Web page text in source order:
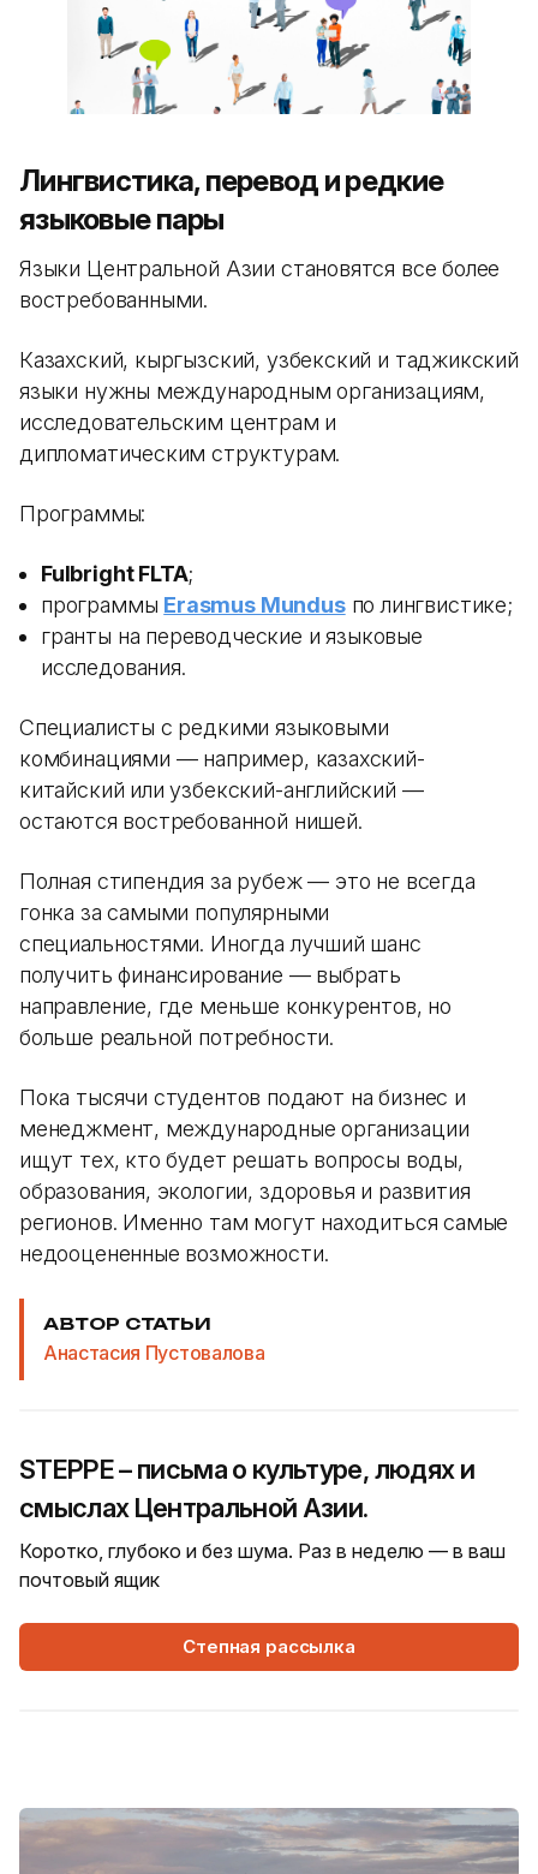
Лингвистика, перевод и редкие
языковые пары
Языки Центральной Азии становятся все более
востребованными.
Казахский, кыргызский, узбекский и таджикский
языки нужны международным организациям,
исследовательским центрам и
дипломатическим структурам.
Программы:
Fulbright FLTA;
программы Erasmus Mundusпо лингвистике;
гранты на переводческие и языковые
исследования.
Специалисты с редкими языковыми
комбинациями — например, казахский-
китайский или узбекский-английский —
остаются востребованной нишей.
Полная стипендия за рубеж — это не всегда
гонка за самыми популярными
специальностями. Иногда лучший шанс
получить финансирование — выбрать
направление, где меньше конкурентов, но
больше реальной потребности.
Пока тысячи студентов подают на бизнес и
менеджмент, международные организации
ищут тех, кто будет решать вопросы воды,
образования, экологии, здоровья и развития
регионов. Именно там могут находиться самые
недооцененные возможности.
АВТОР СТАТЬИ
Анастасия Пустовалова
STEPPE – письма о культуре, людях и
смыслах Центральной Азии.
Коротко, глубоко и без шума. Раз в неделю — в ваш
почтовый ящик
Степная рассылка